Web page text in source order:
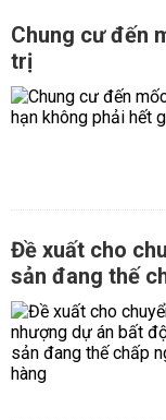
Chung cư đến
trị
Đề xuất cho
sản đang thế